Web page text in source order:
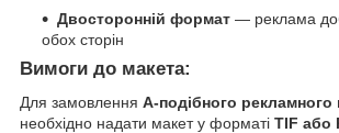
Двосторонній формат — реклама
обох сторін
Вимоги до макета:
Для замовлення А-подібного
необхідно надати макет у форматі TIF або